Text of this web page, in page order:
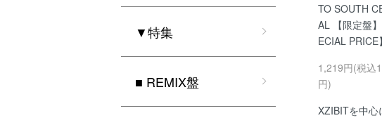
TO SOUTH
AL 【限定盤
ECIAL PRICE】
1,219円(税込
円)
XZIBITを中心
▼特集
■ REMIX盤